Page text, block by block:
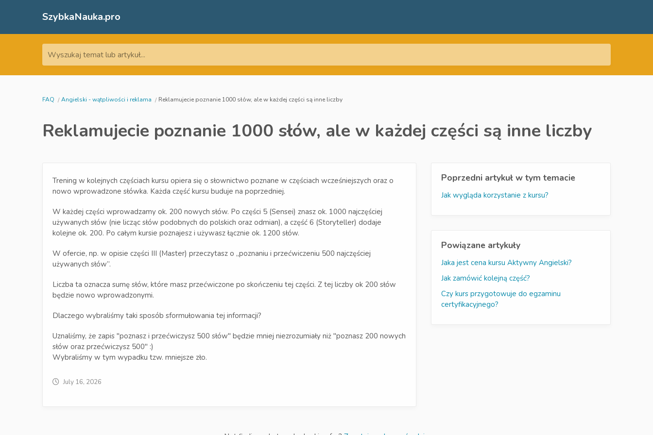
SzybkaNauka.pro
Wyszukaj temat lub artykuł...
FAQ Angielski - wątpliwości i reklama Reklamujecie poznanie 1000 słów, ale w każdej części są inne liczby
Reklamujecie poznanie 1000 słów, ale w każdej części są inne liczby
Trening w kolejnych częściach kursu opiera się o słownictwo poznane w częściach wcześniejszych oraz o
nowo wprowadzone słówka. Każda część kursu buduje na poprzedniej.
W każdej części wprowadzamy ok. 200 nowych słów. Po części 5 (Sensei) znasz ok. 1000 najczęściej
używanych słów (nie licząc słów podobnych do polskich oraz odmian), a część 6 (Storyteller) dodaje
kolejne ok. 200. Po całym kursie poznajesz i używasz łącznie ok. 1200 słów.
W ofercie, np. w opisie części III (Master) przeczytasz o „poznaniu i przećwiczeniu 500 najczęściej
używanych słów”.
Liczba ta oznacza sumę słów, które masz przećwiczone po skończeniu tej części. Z tej liczby ok 200 słów
będzie nowo wprowadzonymi.
Dlaczego wybraliśmy taki sposób sformułowania tej informacji?
Uznaliśmy, że zapis "poznasz i przećwiczysz 500 słów" będzie mniej niezrozumiały niż "poznasz 200 nowych
słów oraz przećwiczysz 500" :)
Wybraliśmy w tym wypadku tzw. mniejsze zło.
July 16, 2026
Poprzedni artykuł w tym temacie
Jak wygląda korzystanie z kursu?
Powiązane artykuły
Jaka jest cena kursu Aktywny Angielski?
Jak zamówić kolejną część?
Czy kurs przygotowuje do egzaminu
certyfikacyjnego?